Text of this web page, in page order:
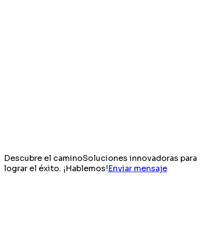
Descubre el caminoSoluciones innovadoras para
lograr el éxito. ¡Hablemos!Enviar mensaje